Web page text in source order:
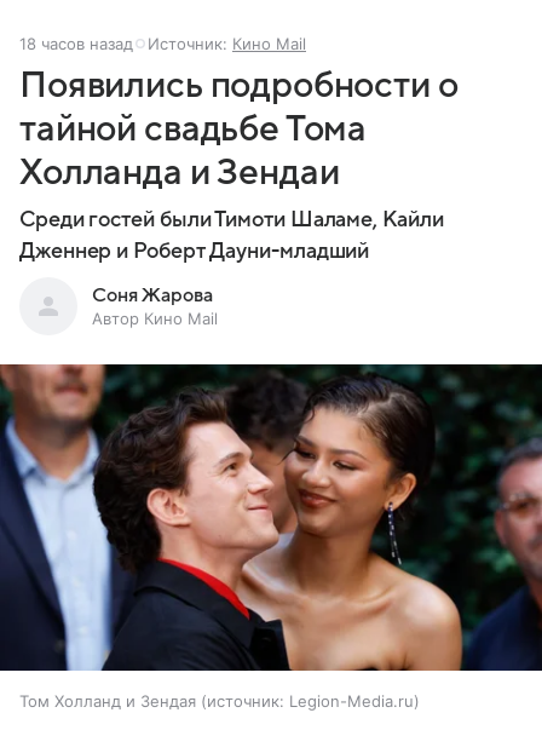
18 часов назад Источник: Кино Mail
Появились подробности о
тайной свадьбе Тома
Холланда и Зендаи
Среди гостей были Тимоти Шаламе, Кайли
Дженнер и Роберт Дауни-младший
Соня Жарова
Автор Кино Mail
Том Холланд и Зендая источник: Legion-Media.ru